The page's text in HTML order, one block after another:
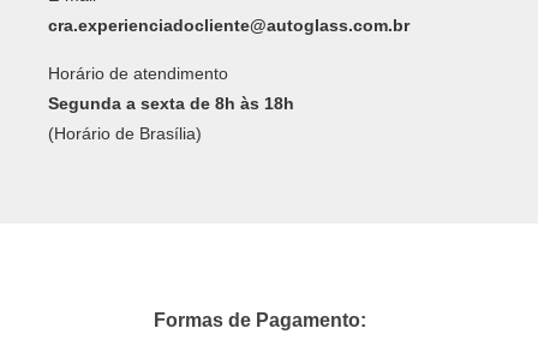
cra.experienciadocliente@autoglass.com.br
Horário de atendimento
Segunda a sexta de 8h às 18h
(Horário de Brasília)
Formas de Pagamento: